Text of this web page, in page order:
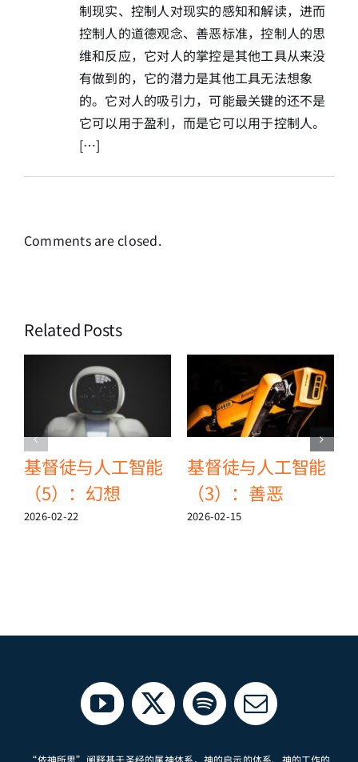
制现实、控制人对现实的感知和解读，进而
控制人的道德观念、善恶标准，控制人的思
维和反应，它对人的掌控是其他工具从来没
有做到的，它的潜力是其他工具无法想象
的。它对人的吸引力，可能最关键的还不是
它可以用于盈利，而是它可以用于控制人。
[…]
Comments are closed.
Related Posts
基督徒与人工智能
（5）：幻想
2026-02-22
基督徒与人工智能
（3）：善恶
2026-02-15
“依神所思”阐释基于圣经的属神体系，神的启示的体系、神的工作的